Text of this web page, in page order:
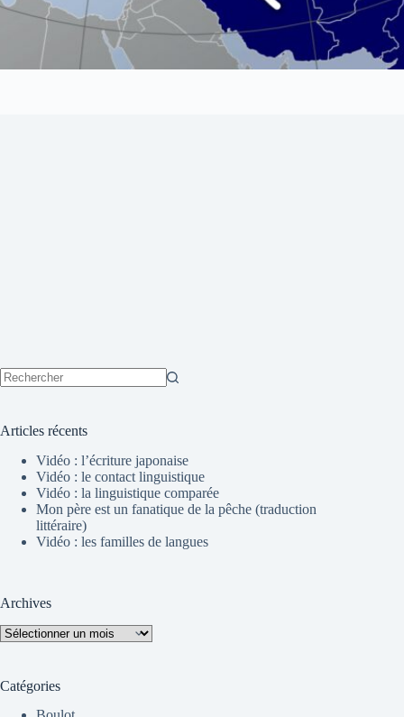
Articles récents
Vidéo : l’écriture japonaise
Vidéo : le contact linguistique
Vidéo : la linguistique comparée
Mon père est un fanatique de la pêche (traduction
littéraire)
Vidéo : les familles de langues
Archives
Archives
Catégories